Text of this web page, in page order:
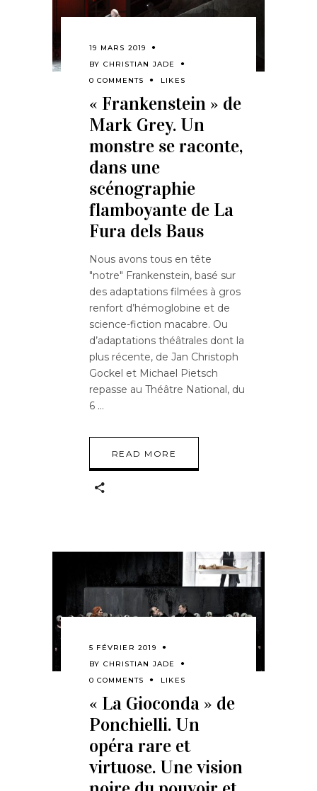
19 MARS 2019
BY CHRISTIAN JADE
0 COMMENTS
LIKES
« Frankenstein » de
Mark Grey. Un
monstre se raconte,
dans une
scénographie
flamboyante de La
Fura dels Baus
Nous avons tous en tête
"notre" Frankenstein, basé sur
des adaptations filmées à gros
renfort d’hémoglobine et de
science-fiction macabre. Ou
d’adaptations théâtrales dont la
plus récente, de Jan Christoph
Gockel et Michael Pietsch
repasse au Théâtre National, du
6
READ MORE
5 FÉVRIER 2019
BY CHRISTIAN JADE
0 COMMENTS
LIKES
« La Gioconda » de
Ponchielli. Un
opéra rare et
virtuose. Une vision